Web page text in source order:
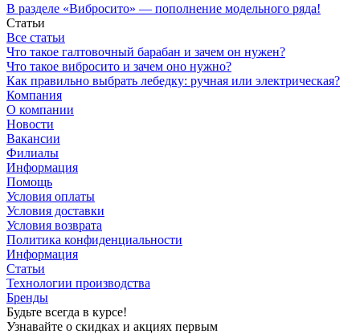
В разделе «Вибросито» — пополнение модельного ряда!
Статьи
Все статьи
Что такое галтовочный барабан и зачем он нужен?
Что такое вибросито и зачем оно нужно?
Как правильно выбрать лебедку: ручная или электрическая?
Компания
О компании
Новости
Вакансии
Филиалы
Информация
Помощь
Условия оплаты
Условия доставки
Условия возврата
Политика конфиденциальности
Информация
Статьи
Технологии производства
Бренды
Будьте всегда в курсе!
Узнавайте о скидках и акциях первым